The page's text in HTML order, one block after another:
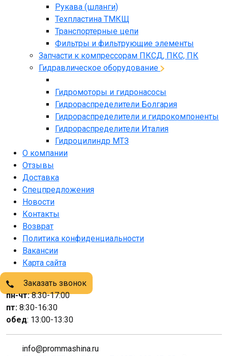
Рукава (шланги)
Техпластина ТМКЩ
Транспортерные цепи
Фильтры и фильтрующие элементы
Запчасти к компрессорам ПКСД, ПКС, ПК
Гидравлическое оборудование
Гидромоторы и гидронасосы
Гидрораспределители Болгария
Гидрораспределители и гидрокомпоненты
Гидрораспределители Италия
Гидроцилиндр МТЗ
О компании
Отзывы
Доставка
Спецпредложения
Новости
Контакты
Возврат
Политика конфиденциальности
Вакансии
Карта сайта
Заказать звонок
пн-чт:8:30-17:00
пт: 8:30-16:30
обед: 13:00-13:30
info@prommashina.ru